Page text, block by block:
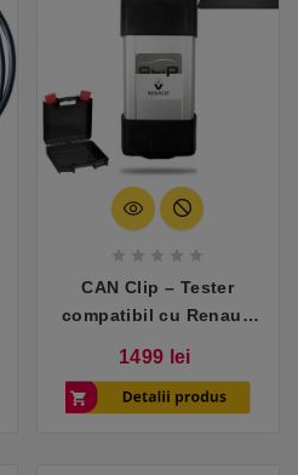
    
CAN Clip – Tester
compatibil cu Renault
1499 lei